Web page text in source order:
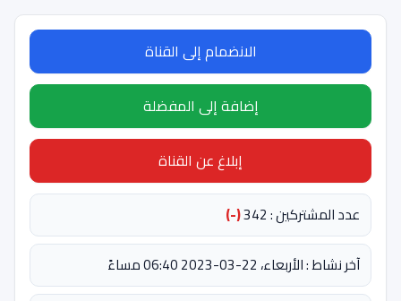
الانضمام إلى القناة
إضافة إلى المفضلة
إبلاغ عن القناة
عدد المشتركين : 342
(-)
آخر نشاط : الأربعاء، 22-03-2023 06:40 مساءً